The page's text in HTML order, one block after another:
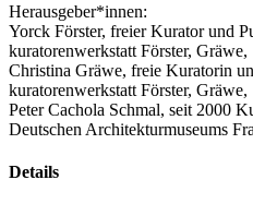
Herausgeber*innen:
Yorck Förster, freier Kurator und
kuratorenwerkstatt Förster, Gräwe,
Christina Gräwe, freie Kuratorin
kuratorenwerkstatt Förster, Gräwe,
Peter Cachola Schmal, seit 2000
Deutschen Architekturmuseums
Details